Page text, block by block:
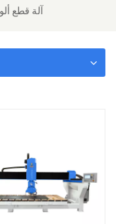
آلة قطع